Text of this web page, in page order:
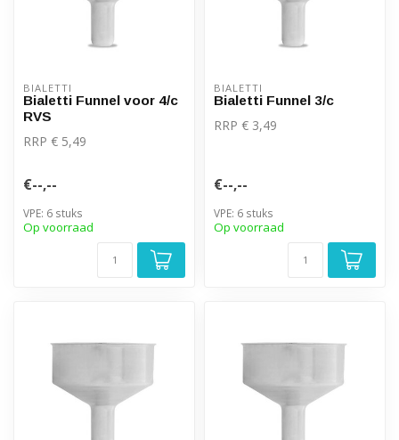
BIALETTI
Bialetti Funnel voor 4/c
RVS
RRP € 5,49
€--,--
VPE: 6 stuks
Op voorraad
BIALETTI
Bialetti Funnel 3/c
RRP € 3,49
€--,--
VPE: 6 stuks
Op voorraad